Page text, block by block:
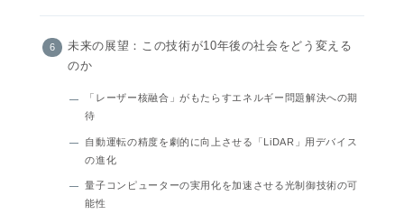
未来の展望：この技術が10年後の社会をどう変える
のか
「レーザー核融合」がもたらすエネルギー問題解決への期
待
自動運転の精度を劇的に向上させる「LiDAR」用デバイス
の進化
量子コンピューターの実用化を加速させる光制御技術の可
能性